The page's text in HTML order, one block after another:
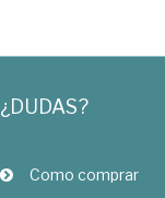
¿DUDAS?
Como comprar